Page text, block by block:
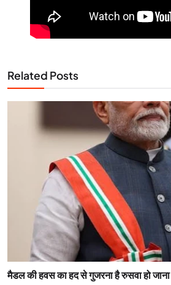
Related Posts
मैडल की हवस का हद से गुजरना है रुसवा हो जाना